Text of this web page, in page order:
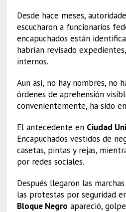
Desde hace meses,
escucharon a funcionarios
encapuchados están
habrían revisado
internos.
Aun así, no hay nombres, no
órdenes de aprehensión
convenientemente, ha sido
El antecedente en Ciudad
Encapuchados vestidos de
casetas, pintas y rejas,
por redes sociales.
Después llegaron las
las protestas por seguridad
Bloque Negro apareció,